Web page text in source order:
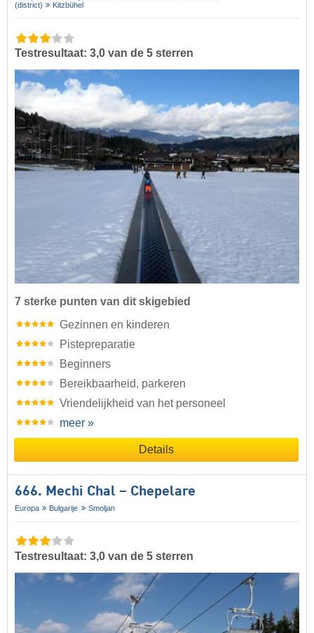
(district)
Kitzbühel
Testresultaat: 3,0 van de 5 sterren
7 sterke punten van dit skigebied
Gezinnen en kinderen
Pistepreparatie
Beginners
Bereikbaarheid, parkeren
Vriendelijkheid van het personeel
meer »
Details
666. Mechi Chal – Chepelare
Europa Bulgarije Smoljan
Testresultaat: 3,0 van de 5 sterren